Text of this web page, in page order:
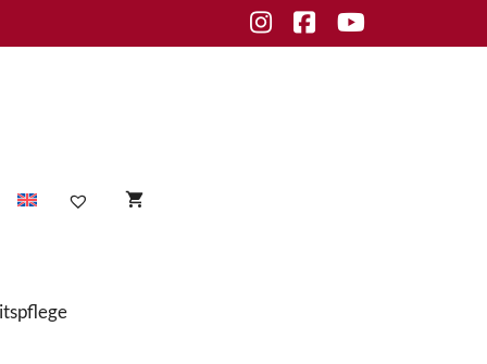
InstagramFacebookYoutube
Sensible Haut